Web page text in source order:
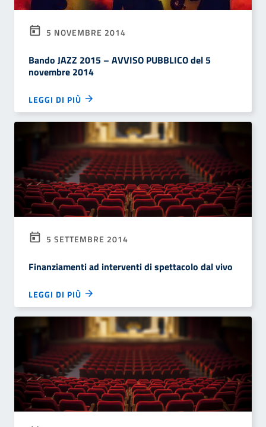
5 NOVEMBRE 2014
Bando JAZZ 2015 – AVVISO PUBBLICO del 5
novembre 2014
LEGGI DI PIÙ
5 SETTEMBRE 2014
Finanziamenti ad interventi di spettacolo dal vivo
LEGGI DI PIÙ